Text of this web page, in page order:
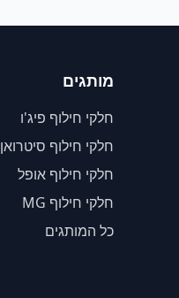
מותגים
חלקי חילוף פיג'ו
חלקי חילוף סיטרואן
חלקי חילוף אופל
חלקי חילוף MG
כל המותגים